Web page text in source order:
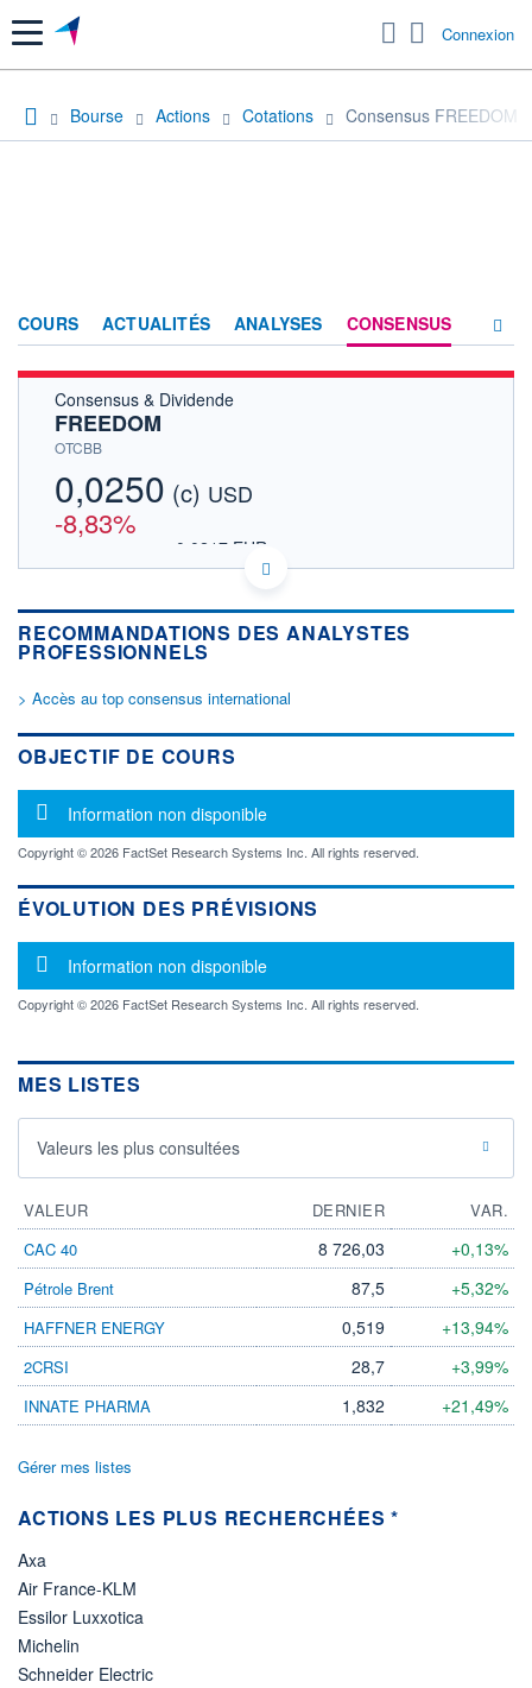
Menu Connexion
Bourse Actions Cotations Consensus FREEDOM
COURS ACTUALITÉS ANALYSES CONSENSUS
Consensus & Dividende
FREEDOM
OTCBB
0,0250 (c) USD
-8,83%
0,0217 EUR
DONNÉES TEMPS DIFFÉRÉ
Politique d'exécution
Cotation sur les autres places
OUVERTURE CLÔTURE VEILLE
0,0300
22 706
VALORISATION
LIMITE À LA
BAISSE
0,0000
LIMITE À LA
HAUSSE
0,0000
RENDEMENT
ESTIMÉ 2026
- -
07.10.25 / 20:37:21
Non éligible
Boursobank
RECOMMANDATIONS DES ANALYSTES
PROFESSIONNELS
> Accès au top consensus international
OBJECTIF DE COURS
Message d'information
Information non disponible
Copyright © 2026 FactSet Research Systems Inc. All rights reserved.
ÉVOLUTION DES PRÉVISIONS
Message d'information
Information non disponible
Copyright © 2026 FactSet Research Systems Inc. All rights reserved.
MES LISTES
Valeurs les plus consultées
VALEUR DERNIER
VAR.
CAC 40
8 726,03 +0,13%
Pétrole Brent 87,5 +5,32%
HAFFNER ENERGY 0,519 +13,94%
2CRSI 28,7 +3,99%
INNATE PHARMA 1,832 +21,49%
Gérer mes listes
ACTIONS LES PLUS RECHERCHÉES *
Axa
Air France-KLM
Essilor Luxxotica
Michelin
Schneider Electric